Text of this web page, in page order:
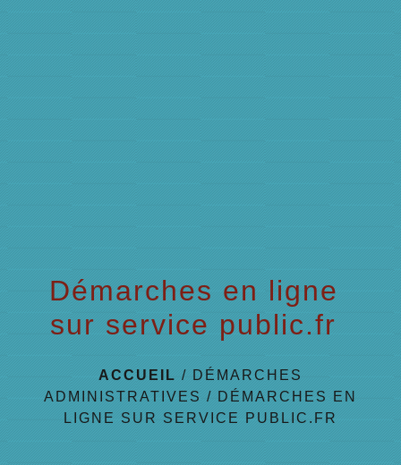
Démarches en ligne
sur service public.fr
ACCUEIL / DÉMARCHES
ADMINISTRATIVES / DÉMARCHES EN
LIGNE SUR SERVICE PUBLIC.FR